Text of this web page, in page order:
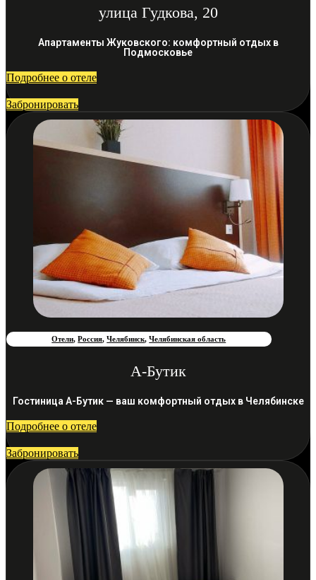
улица Гудкова, 20
Апартаменты Жуковского: комфортный отдых в
Подмосковье
Подробнее о отеле
Забронировать
Отели,Россия,Челябинск,Челябинская область
А-Бутик
Гостиница А-Бутик — ваш комфортный отдых в Челябинске
Подробнее о отеле
Забронировать